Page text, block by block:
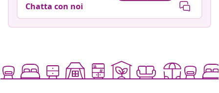
Chatta con noi